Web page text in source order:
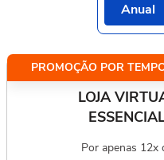
Anual
PROMOÇÃO POR
LOJA
Por apenas 12x